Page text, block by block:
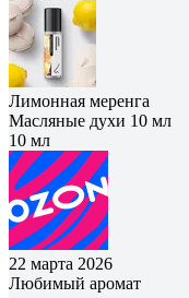
Лимонная меренга
Масляные духи 10 мл
10 мл
22 марта 2026
Любимый аромат